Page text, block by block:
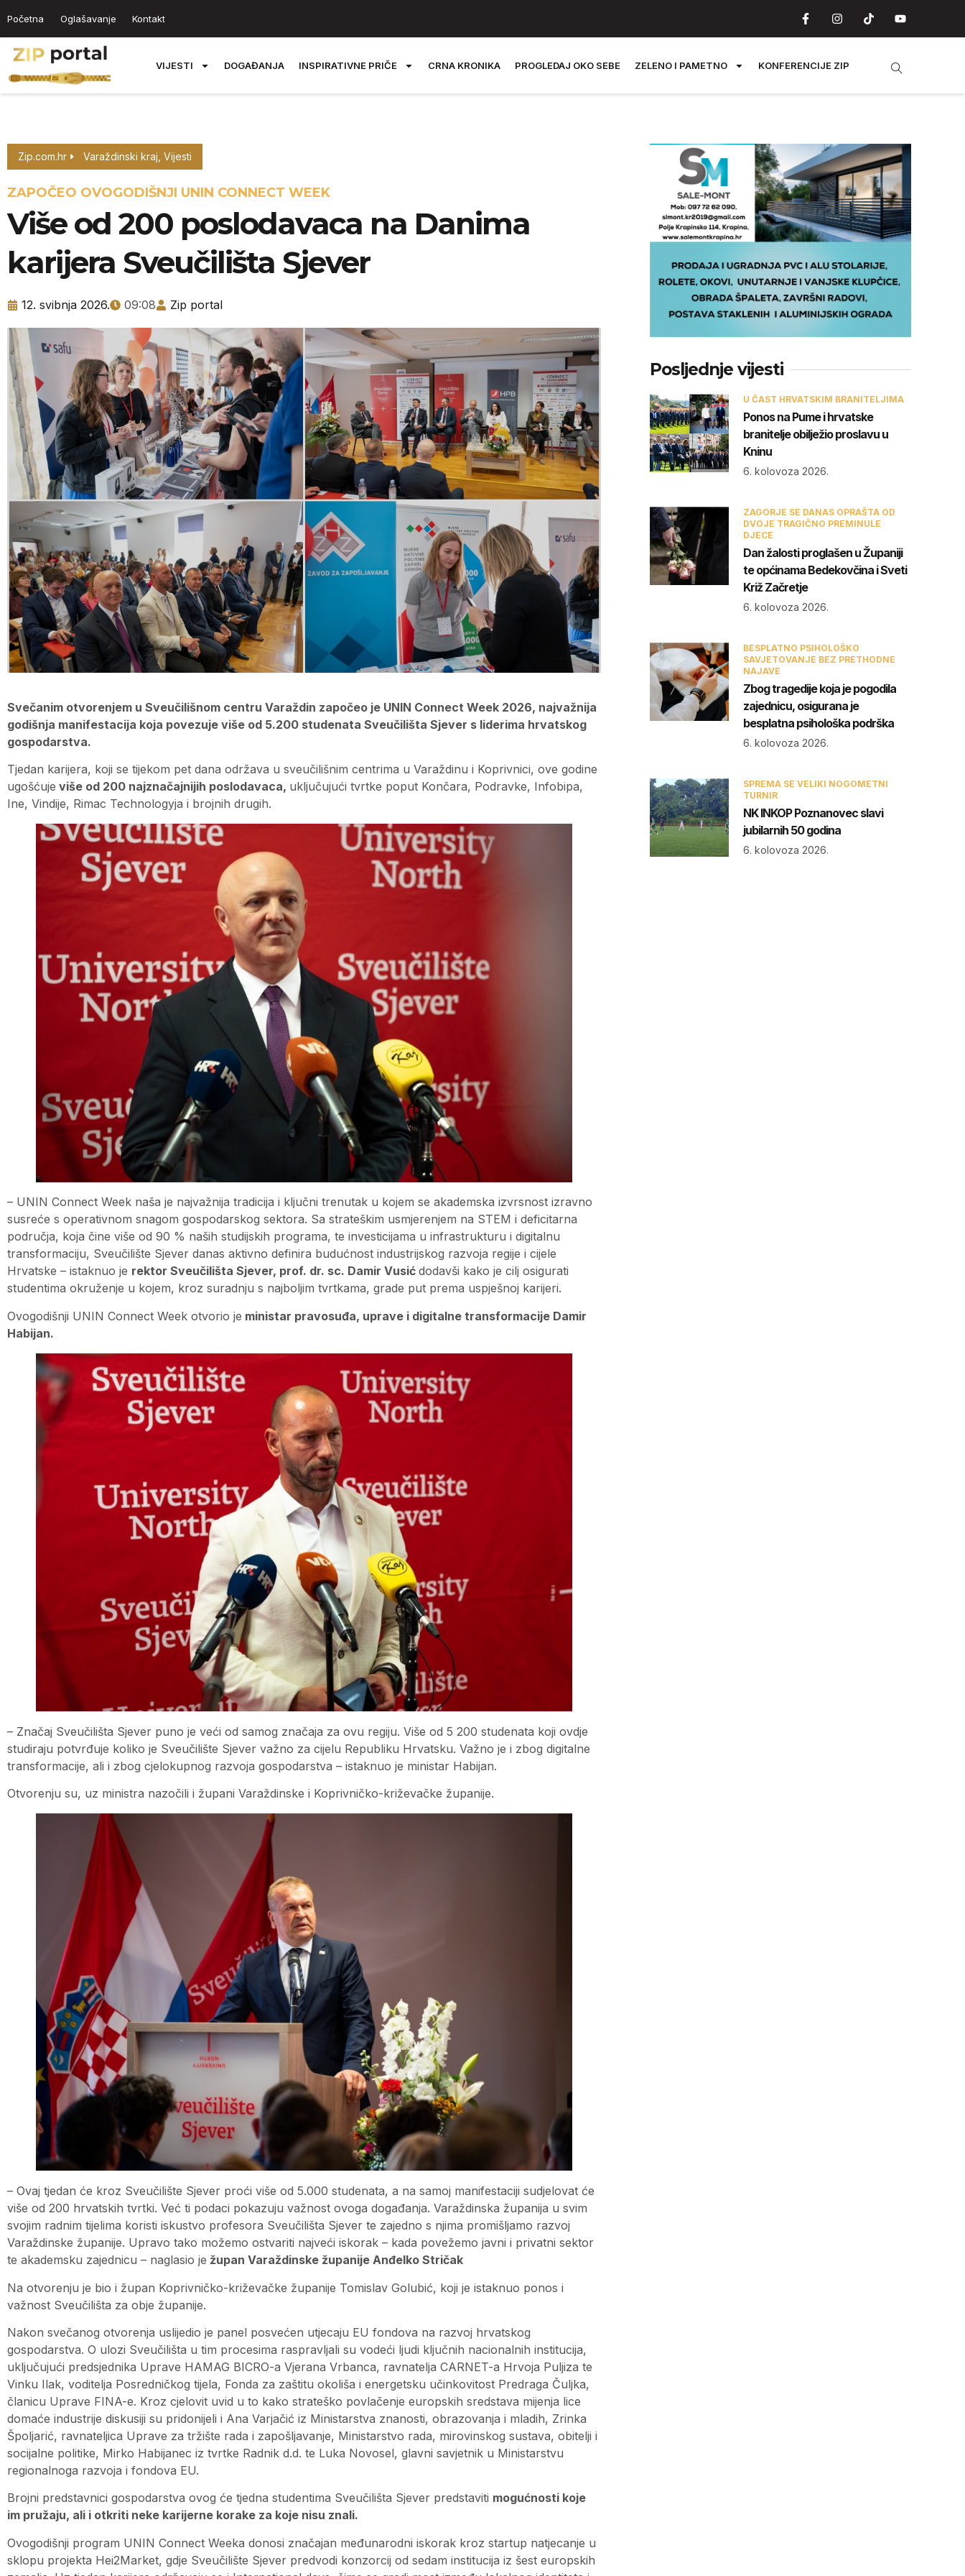
Početna Oglašavanje Kontakt
VIJESTI DOGAĐANJA INSPIRATIVNE PRIČE CRNA KRONIKA PROGLEDAJ OKO SEBE ZELENO I PAMETNO KONFERENCIJE ZIP
Zip.com.hr Varaždinski kraj Vijesti
ZAPOČEO OVOGODIŠNJI UNIN CONNECT WEEK
Više od 200 poslodavaca na Danima
karijera Sveučilišta Sjever
12. svibnja 2026. 09:08 Zip portal
Svečanim otvorenjem u Sveučilišnom centru Varaždin započeo je UNIN Connect Week 2026, najvažnija
godišnja manifestacija koja povezuje više od 5.200 studenata Sveučilišta Sjever s liderima hrvatskog
gospodarstva.
Tjedan karijera, koji se tijekom pet dana održava u sveučilišnim centrima u Varaždinu i Koprivnici, ove godine
ugošćuje više od 200 najznačajnijih poslodavaca, uključujući tvrtke poput Končara, Podravke, Infobipa,
Ine, Vindije, Rimac Technologyja i brojnih drugih.
– UNIN Connect Week naša je najvažnija tradicija i ključni trenutak u kojem se akademska izvrsnost izravno
susreće s operativnom snagom gospodarskog sektora. Sa strateškim usmjerenjem na STEM i deficitarna
područja, koja čine više od 90 % naših studijskih programa, te investicijama u infrastrukturu i digitalnu
transformaciju, Sveučilište Sjever danas aktivno definira budućnost industrijskog razvoja regije i cijele
Hrvatske – istaknuo je rektor Sveučilišta Sjever, prof. dr. sc. Damir Vusić dodavši kako je cilj osigurati
studentima okruženje u kojem, kroz suradnju s najboljim tvrtkama, grade put prema uspješnoj karijeri.
Ovogodišnji UNIN Connect Week otvorio je ministar pravosuđa, uprave i digitalne transformacije Damir
Habijan.
– Značaj Sveučilišta Sjever puno je veći od samog značaja za ovu regiju. Više od 5 200 studenata koji ovdje
studiraju potvrđuje koliko je Sveučilište Sjever važno za cijelu Republiku Hrvatsku. Važno je i zbog digitalne
transformacije, ali i zbog cjelokupnog razvoja gospodarstva – istaknuo je ministar Habijan.
Otvorenju su, uz ministra nazočili i župani Varaždinske i Koprivničko-križevačke županije.
– Ovaj tjedan će kroz Sveučilište Sjever proći više od 5.000 studenata, a na samoj manifestaciji sudjelovat će
više od 200 hrvatskih tvrtki. Već ti podaci pokazuju važnost ovoga događanja. Varaždinska županija u svim
svojim radnim tijelima koristi iskustvo profesora Sveučilišta Sjever te zajedno s njima promišljamo razvoj
Varaždinske županije. Upravo tako možemo ostvariti najveći iskorak – kada povežemo javni i privatni sektor
te akademsku zajednicu – naglasio je župan Varaždinske županije Anđelko Stričak
Na otvorenju je bio i župan Koprivničko-križevačke županije Tomislav Golubić, koji je istaknuo ponos i
važnost Sveučilišta za obje županije.
Nakon svečanog otvorenja uslijedio je panel posvećen utjecaju EU fondova na razvoj hrvatskog
gospodarstva. O ulozi Sveučilišta u tim procesima raspravljali su vodeći ljudi ključnih nacionalnih institucija,
uključujući predsjednika Uprave HAMAG BICRO-a Vjerana Vrbanca, ravnatelja CARNET-a Hrvoja Puljiza te
Vinku Ilak, voditelja Posredničkog tijela, Fonda za zaštitu okoliša i energetsku učinkovitost Predraga Čuljka,
članicu Uprave FINA-e. Kroz cjelovit uvid u to kako strateško povlačenje europskih sredstava mijenja lice
domaće industrije diskusiji su pridonijeli i Ana Varjačić iz Ministarstva znanosti, obrazovanja i mladih, Zrinka
Špoljarić, ravnateljica Uprave za tržište rada i zapošljavanje, Ministarstvo rada, mirovinskog sustava, obitelji i
socijalne politike, Mirko Habijanec iz tvrtke Radnik d.d. te Luka Novosel, glavni savjetnik u Ministarstvu
regionalnoga razvoja i fondova EU.
Brojni predstavnici gospodarstva ovog će tjedna studentima Sveučilišta Sjever predstaviti mogućnosti koje
im pružaju, ali i otkriti neke karijerne korake za koje nisu znali.
Ovogodišnji program UNIN Connect Weeka donosi značajan međunarodni iskorak kroz startup natjecanje u
sklopu projekta Hei2Market, gdje Sveučilište Sjever predvodi konzorcij od sedam institucija iz šest europskih
Posljednje vijesti
U ČAST HRVATSKIM BRANITELJIMA
Ponos na Pume i hrvatske
branitelje obilježio proslavu u
Kninu
6. kolovoza 2026.
ZAGORJE SE DANAS OPRAŠTA OD
DVOJE TRAGIČNO PREMINULE
DJECE
Dan žalosti proglašen u Županiji
te općinama Bedekovčina i Sveti
Križ Začretje
6. kolovoza 2026.
BESPLATNO PSIHOLOŠKO
SAVJETOVANJE BEZ PRETHODNE
NAJAVE
Zbog tragedije koja je pogodila
zajednicu, osigurana je
besplatna psihološka podrška
6. kolovoza 2026.
SPREMA SE VELIKI NOGOMETNI
TURNIR
NK INKOP Poznanovec slavi
jubilarnih 50 godina
6. kolovoza 2026.